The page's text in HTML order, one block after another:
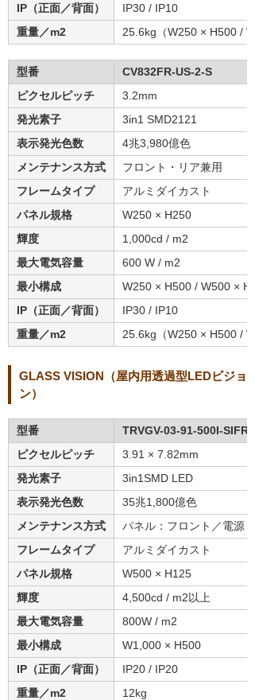
IP（正面／背面）
IP30 / IP10
重量／m2
25.6kg（W250 × H500 /
型番
CV832FR-US-2-S
ピクセルピッチ
3.2mm
発光素子
3in1 SMD2121
表示発光色数
4兆3,980億色
メンテナンス方式
フロント・リア兼用
フレームタイプ
アルミダイカスト
パネル規格
W250 × H250
輝度
1,000cd / m2
最大電気容量
600 W / m2
最小構成
W250 × H500 / W500 ×
IP（正面／背面）
IP30 / IP10
重量／m2
25.6kg（W250 × H500 /
GLASS VISION（屋内用透過型LEDビジョ
ン）
型番
TRVGV-03-91-500I-SIFR
ピクセルピッチ
3.91 × 7.82mm
発光素子
3in1SMD LED
表示発光色数
35兆1,800億色
メンテナンス方式
パネル：フロント／電源
フレームタイプ
アルミダイカスト
パネル規格
W500 × H125
輝度
4,500cd / m2以上
最大電気容量
800W / m2
最小構成
W1,000 × H500
IP（正面／背面）
IP20 / IP20
重量／m2
12kg